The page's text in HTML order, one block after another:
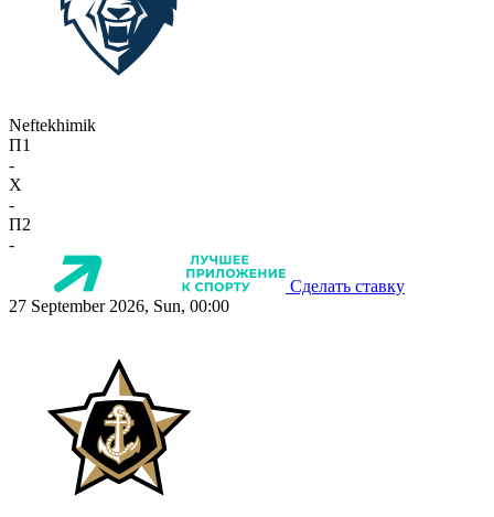
Neftekhimik
П1
-
X
-
П2
-
Сделать ставку
27 September 2026, Sun, 00:00